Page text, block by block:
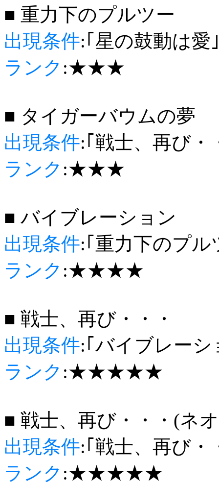
■ 重力下のプルツー
出現条件:｢星の鼓動は愛
ランク :★★★
■ タイガーバウムの夢
出現条件:｢戦士、再び・
ランク :★★★
■ バイブレーション
出現条件:｢重力下のプル
ランク :★★★★
■ 戦士、再び・・・
出現条件:｢バイブレー
ランク :★★★★★
■ 戦士、再び・・・(ネ
出現条件:｢戦士、再び・
ランク :★★★★★